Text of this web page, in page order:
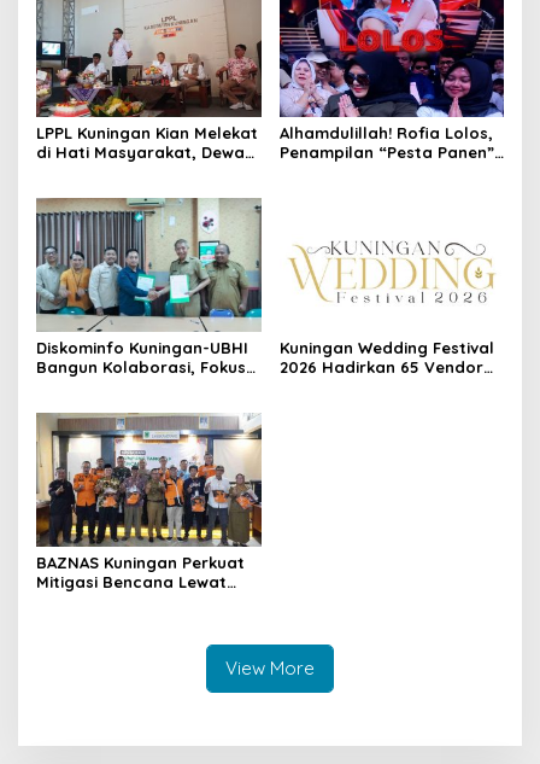
LPPL Kuningan Kian Melekat
di Hati Masyarakat, Dewas
Alhamdulillah! Rofia Lolos,
Penampilan “Pesta Panen”
Diskominfo Kuningan-UBHI
Bangun Kolaborasi, Fokus
Kuningan Wedding Festival
2026 Hadirkan 65 Vendor
BAZNAS Kuningan Perkuat
Mitigasi Bencana Lewat
View More